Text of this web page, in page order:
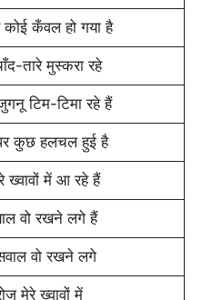
कँवल हो गया है
तारे मुस्करा रहे
टिम-टिमा रहे हैं
कुछ हलचल हुई है
में आ रहे हैं
वो रखने लगे हैं
वो रखने लगे
मेरे ख्वावों में